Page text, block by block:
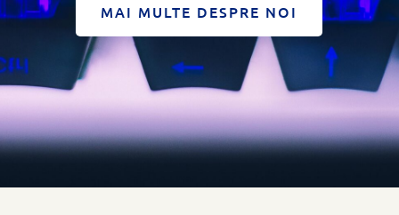
MAI MULTE DESPRE NOI